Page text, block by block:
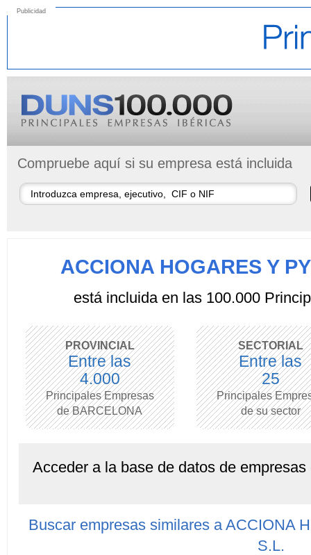
Publicidad
Compruebe aquí si su empresa está incluida
ACCIONA HOGARES Y
está incluida en las 100.000
PROVINCIAL
Entre las
4.000
Principales Empresas
de BARCELONA
SECTORIAL
Entre las
25
Principales
de su sector
Acceder a la base de datos de
Buscar empresas similares a ACCIONA
S.L.